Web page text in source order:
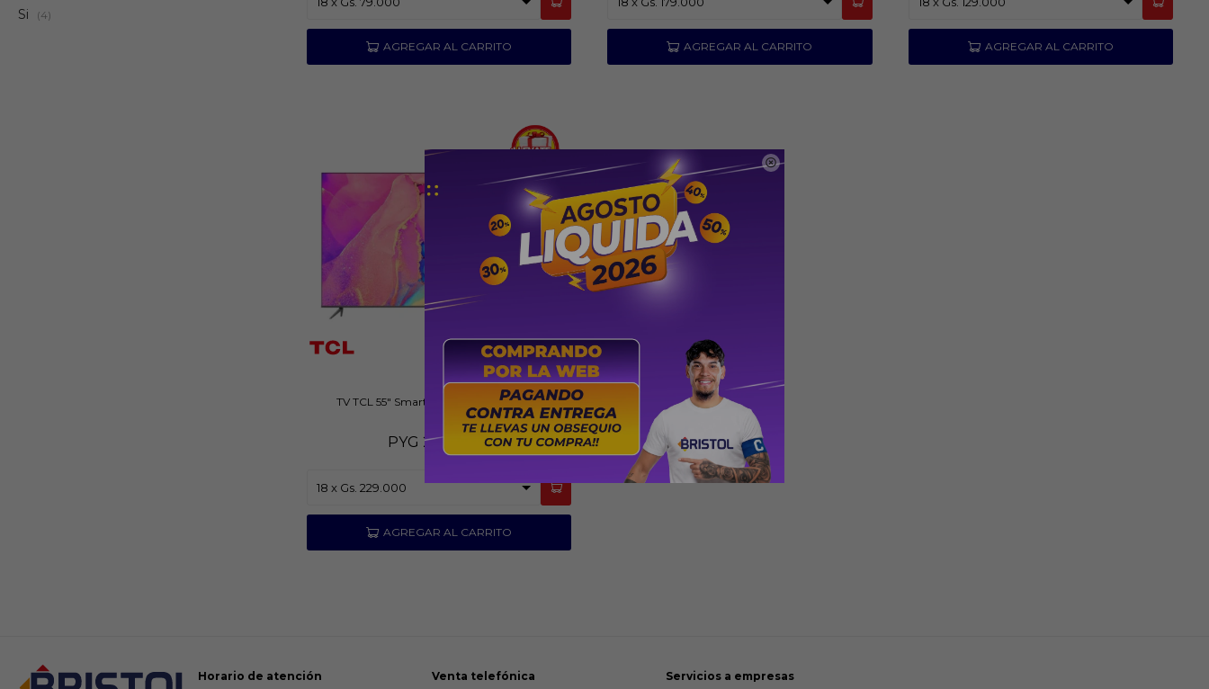

TV TCL 55" Smart P635 Google 4K UHD
PYG 2.199.000
Si (4)
Horario de atención
Venta telefónica
Servicios a empresas